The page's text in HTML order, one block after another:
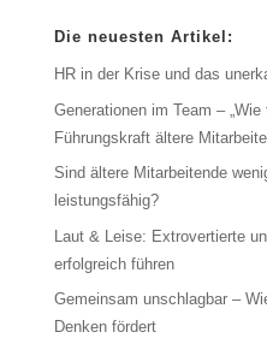
Die neuesten Artikel:
HR in der Krise und das
Generationen im Team –
Führungskraft ältere
Sind ältere Mitarbeitende
leistungsfähig?
Laut & Leise: Extrovertierte
erfolgreich führen
Gemeinsam unschlagbar –
Denken fördert